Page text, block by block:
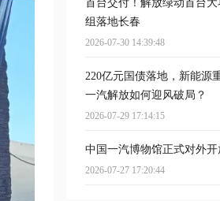
首台交付！解放绿动首台
组落地长春
2026-07-30 14:39:48
220亿元国债落地，新能源
一汽解放如何迎风破局？
2026-07-29 17:14:15
中国一汽博物馆正式对外开
2026-07-27 17:20:44